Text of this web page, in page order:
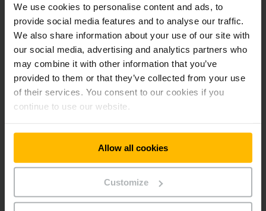
We use cookies to personalise content and ads, to
provide social media features and to analyse our traffic.
We also share information about your use of our site with
our social media, advertising and analytics partners who
may combine it with other information that you’ve
provided to them or that they’ve collected from your use
of their services. You consent to our cookies if you
continue to use our website.
Allow all cookies
Customize
start-ups in negen disciplines van in totaal 81 categorieën
onderscheiden voor een uitmuntend design.
“Wij zijn zeer verheugd dat wij met de Jungheinrich ERE 225i
deze prestigieuze designprijs hebben gewonnen. Het is niet
alleen een onderscheiding voor ons als ontwerpteam, maar
ook een waardering en motivatie voor iedereen die heeft
bijgedragen aan de creatie van de truck ”, aldus Knie.